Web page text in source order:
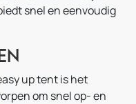
snel en eenvoudig
up tent is het
om snel op- en